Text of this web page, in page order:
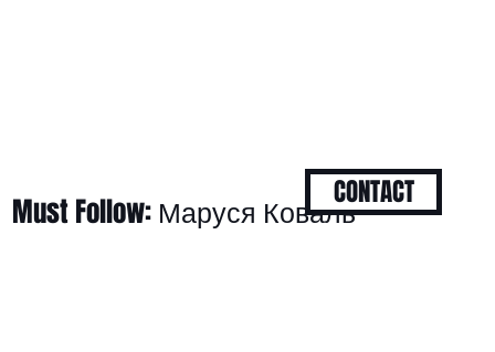
Must Follow: Маруся КовальCONTACT